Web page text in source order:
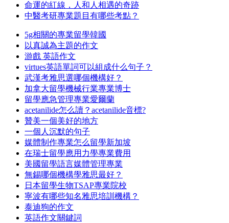
命運的紅線，人和人相遇的奇跡
中醫考研專業題目有哪些考點？
5g相關的專業留學韓國
以真誠為主題的作文
游戲 英語作文
virtues英語單詞可以組成什么句子？
武漢考雅思選哪個機構好？
加拿大留學機械行業專業博士
留學應急管理專業愛爾蘭
acetanilide怎么讀？acetanilide音標?
贊美一個美好的地方
一個人沉默的句子
媒體制作專業怎么留學新加坡
在瑞士留學應用力學專業費用
美國留學語言媒體管理專業
無錫哪個機構學雅思最好？
日本留學生物TSAP專業院校
寧波有哪些知名雅思培訓機構？
泰迪狗的作文
英語作文關鍵詞